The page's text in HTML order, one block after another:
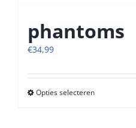
phantoms
€34,99
Opties selecterenDit